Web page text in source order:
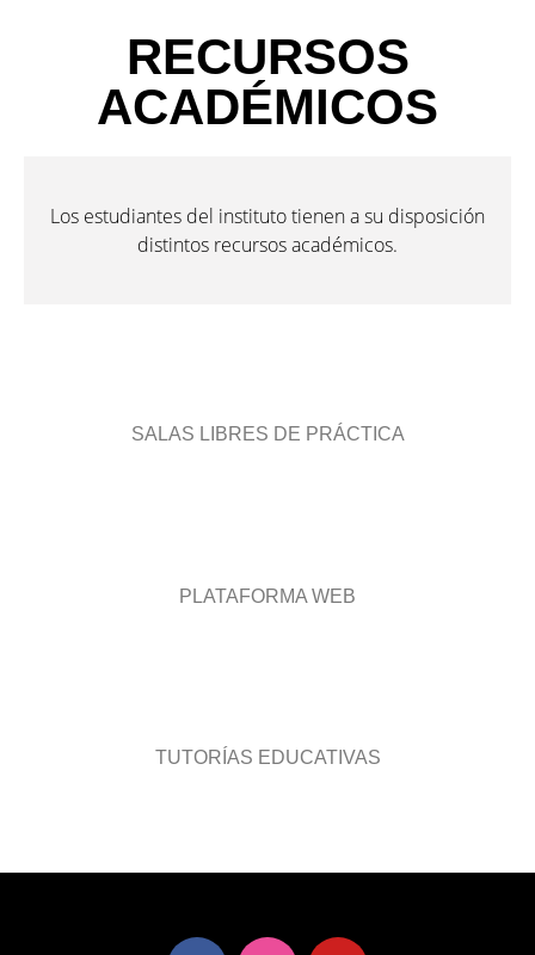
RECURSOS
ACADÉMICOS
Los estudiantes del instituto tienen a su disposición
distintos recursos académicos.
SALAS LIBRES DE PRÁCTICA
PLATAFORMA WEB
TUTORÍAS EDUCATIVAS